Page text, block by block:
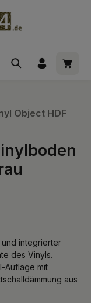
Object HDF
und integrierter
des Vinyls.
Auflage mit
aus